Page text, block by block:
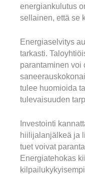
energiankulutus
sellainen, että se
Energiaselvitys
tarkasti.
parantaminen voi
tulee huomioida
tulevaisuuden
Investointi
hiilijalanjälkeä ja
tuet voivat
Energiatehokas